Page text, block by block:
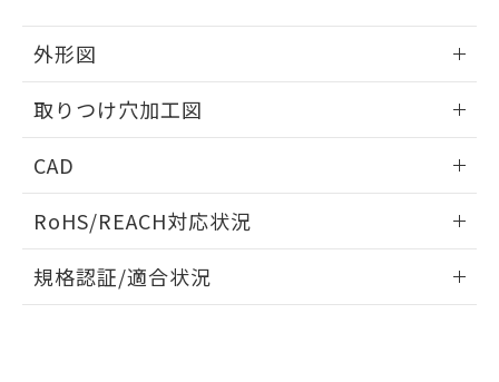
外形図
取りつけ穴加工図
CAD
ドすることができます。
ログイン/会員登録
RoHS/REACH対応状況
EU RoHS 注意事項・凡例
規格認証/適合状況
していることから、特段のことがない限
り、2022年1月12日より割愛しておりま
す。